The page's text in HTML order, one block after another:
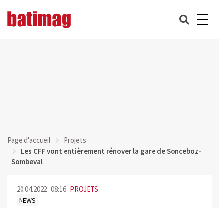
Page d'accueil
Projets
Les CFF vont entièrement rénover la gare de Sonceboz-
Sombeval
20.04.2022 08:16 PROJETS
NEWS